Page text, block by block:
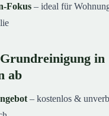
Fokus – ideal für
in
ab
– kostenlos &